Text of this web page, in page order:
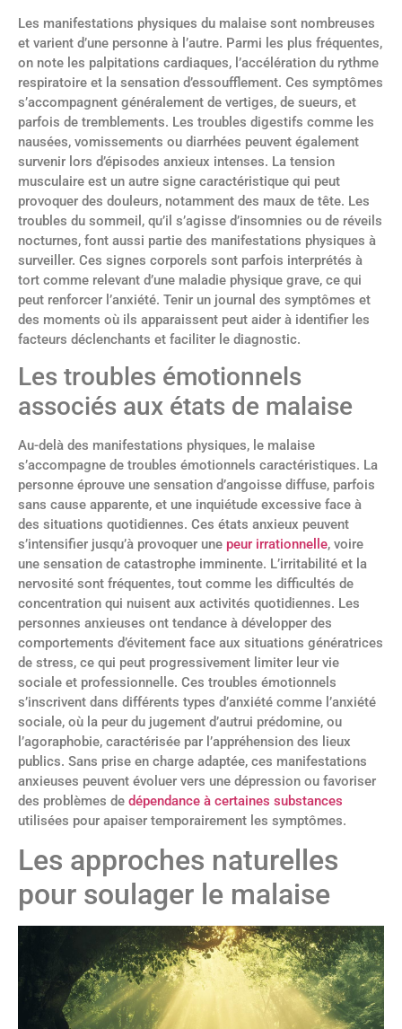
Les manifestations physiques du malaise sont nombreuses
et varient d’une personne à l’autre. Parmi les plus fréquentes,
on note les palpitations cardiaques, l’accélération du rythme
respiratoire et la sensation d’essoufflement. Ces symptômes
s’accompagnent généralement de vertiges, de sueurs, et
parfois de tremblements. Les troubles digestifs comme les
nausées, vomissements ou diarrhées peuvent également
survenir lors d’épisodes anxieux intenses. La tension
musculaire est un autre signe caractéristique qui peut
provoquer des douleurs, notamment des maux de tête. Les
troubles du sommeil, qu’il s’agisse d’insomnies ou de réveils
nocturnes, font aussi partie des manifestations physiques à
surveiller. Ces signes corporels sont parfois interprétés à
tort comme relevant d’une maladie physique grave, ce qui
peut renforcer l’anxiété. Tenir un journal des symptômes et
des moments où ils apparaissent peut aider à identifier les
facteurs déclenchants et faciliter le diagnostic.
Les troubles émotionnels
associés aux états de malaise
Au-delà des manifestations physiques, le malaise
s’accompagne de troubles émotionnels caractéristiques. La
personne éprouve une sensation d’angoisse diffuse, parfois
sans cause apparente, et une inquiétude excessive face à
des situations quotidiennes. Ces états anxieux peuvent
s’intensifier jusqu’à provoquer une peur irrationnelle, voire
une sensation de catastrophe imminente. L’irritabilité et la
nervosité sont fréquentes, tout comme les difficultés de
concentration qui nuisent aux activités quotidiennes. Les
personnes anxieuses ont tendance à développer des
comportements d’évitement face aux situations génératrices
de stress, ce qui peut progressivement limiter leur vie
sociale et professionnelle. Ces troubles émotionnels
s’inscrivent dans différents types d’anxiété comme l’anxiété
sociale, où la peur du jugement d’autrui prédomine, ou
l’agoraphobie, caractérisée par l’appréhension des lieux
publics. Sans prise en charge adaptée, ces manifestations
anxieuses peuvent évoluer vers une dépression ou favoriser
des problèmes de dépendance à certaines substances
utilisées pour apaiser temporairement les symptômes.
Les approches naturelles
pour soulager le malaise